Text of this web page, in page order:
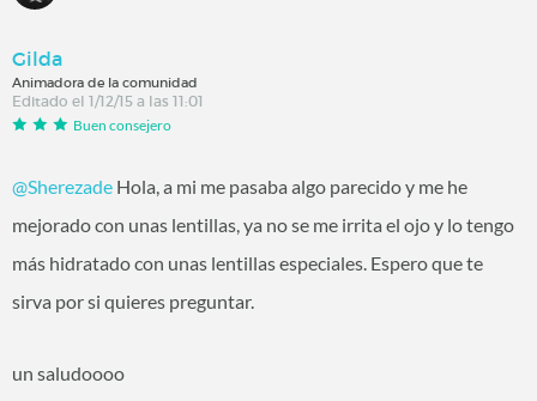
Gilda
Animadora de la comunidad
Editado el 1/12/15 a las 11:01
Buen consejero
@Sherezade Hola, a mi me pasaba algo parecido y me he
mejorado con unas lentillas, ya no se me irrita el ojo y lo tengo
más hidratado con unas lentillas especiales. Espero que te
sirva por si quieres preguntar.
un saludoooo